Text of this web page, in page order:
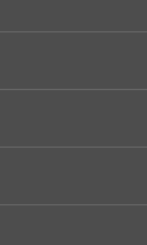
組み
パス
ライン）